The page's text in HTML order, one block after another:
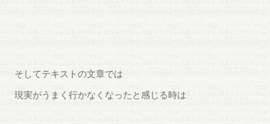
そしてテキストの文章では
現実がうまく行かなくなったと感じる時は